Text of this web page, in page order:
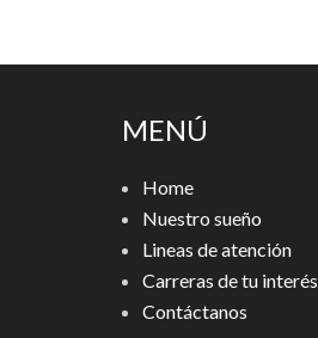
MENÚ
Home
Nuestro sueño
Lineas de atención
Carreras de tu interés
Contáctanos